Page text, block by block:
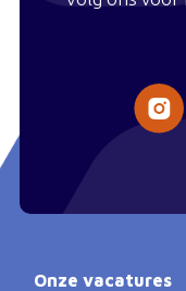
Onze vacatures